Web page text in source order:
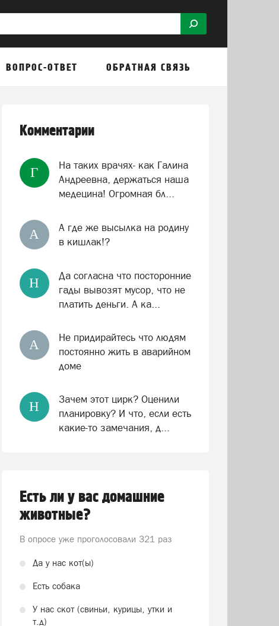
ВОПРОС-ОТВЕТ ОБРАТНАЯ СВЯЗЬ
Комментарии
Г
На таких врачях- как Галина
Андреевна, держаться наша
медецина! Огромная бл...
А
А где же высылка на родину
в кишлак!?
Н
Да согласна что посторонние
гады вывозят мусор, что не
платить деньги. А ка...
А
Не придирайтесь что людям
постоянно жить в аварийном
доме
Н
Зачем этот цирк? Оценили
планировку? И что, если есть
какие-то замечания, д...
Есть ли у вас домашние
животные?
В опросе уже проголосовали 321 раз
Да у нас кот(ы)
Есть собака
У нас скот (свиньи, курицы, утки и
т.д)